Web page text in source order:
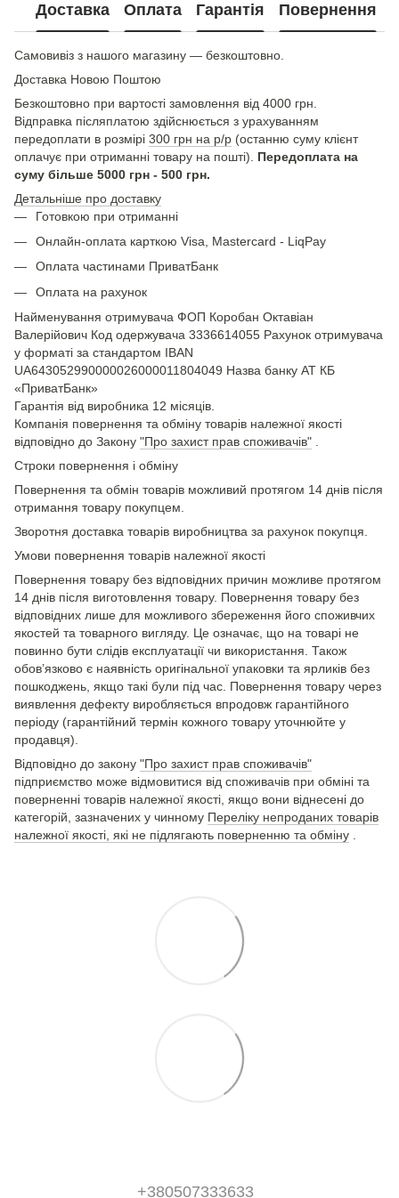
Доставка Оплата Гарантія Повернення
Самовивіз з нашого магазину — безкоштовно.
Доставка Новою Поштою
Безкоштовно при вартості замовлення від 4000 грн.
Відправка післяплатою здійснюється з урахуванням
передоплати в розмірі 300 грн на р/р (останню суму клієнт
оплачує при отриманні товару на пошті). Передоплата на
суму більше 5000 грн - 500 грн.
Детальніше про доставку
Готовкою при отриманні
Онлайн-оплата карткою Visa, Mastercard - LiqPay
Оплата частинами ПриватБанк
Оплата на рахунок
Найменування отримувача ФОП Коробан Октавіан
Валерійович Код одержувача 3336614055 Рахунок отримувача
у форматі за стандартом IBAN
UA643052990000026000011804049 Назва банку АТ КБ
«ПриватБанк»
Гарантія від виробника 12 місяців.
Компанія повернення та обміну товарів належної якості
відповідно до Закону "Про захист прав споживачів"
Строки повернення і обміну
Повернення та обмін товарів можливий протягом 14 днів після
отримання товару покупцем.
Зворотня доставка товарів виробництва за рахунок покупця.
Умови повернення товарів належної якості
Повернення товару без відповідних причин можливе протягом
14 днів після виготовлення товару. Повернення товару без
відповідних лише для можливого збереження його споживчих
якостей та товарного вигляду. Це означає, що на товарі не
повинно бути слідів експлуатації чи використання. Також
обов’язково є наявність оригінальної упаковки та ярликів без
пошкоджень, якщо такі були під час. Повернення товару через
виявлення дефекту виробляється впродовж гарантійного
періоду (гарантійний термін кожного товару уточнюйте у
продавця).
Відповідно до закону "Про захист прав споживачів"
підприємство може відмовитися від споживачів при обміні та
поверненні товарів належної якості, якщо вони віднесені до
категорій, зазначених у чинному Переліку непроданих товарів
належної якості, які не підлягають поверненню та обміну
+380507333633